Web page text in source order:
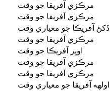
مرڪزي آفريقا جو وقت
مرڪزي آفريقا جو وقت
ڏکڻ آفريڪا جو معياري وقت
مرڪزي آفريقا جو وقت
اوڀر آفريڪا جو وقت
مرڪزي آفريقا جو وقت
مرڪزي آفريقا جو وقت
اولهه آفريقا جو معياري وقت